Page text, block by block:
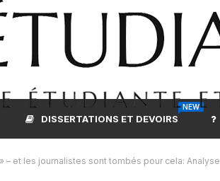
DISSERTATIONS ET DEVOIRS
NEW
– et les journalistes sont tombés pour cela: Analyse